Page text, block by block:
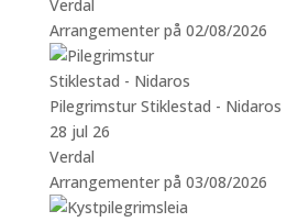
Verdal
Arrangementer på 02/08/2026
Pilegrimstur Stiklestad - Nidaros
28 jul 26
Verdal
Arrangementer på 03/08/2026